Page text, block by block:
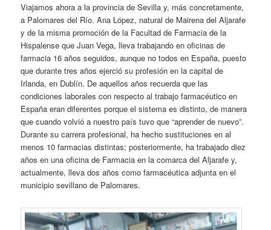
Viajamos ahora a la provincia de Sevilla y, más concretamente,
a Palomares del Río. Ana López, natural de Mairena del Aljarafe
y de la misma promoción de la Facultad de Farmacia de la
Hispalense que Juan Vega, lleva trabajando en oficinas de
farmacia 16 años seguidos, aunque no todos en España, puesto
que durante tres años ejerció su profesión en la capital de
Irlanda, en Dublín. De aquellos años recuerda que las
condiciones laborales con respecto al trabajo farmacéutico en
España eran diferentes porque el sistema es distinto, de manera
que cuando volvió a nuestro país tuvo que “aprender de nuevo”.
Durante su carrera profesional, ha hecho sustituciones en al
menos 10 farmacias distintas; posteriormente, ha trabajado diez
años en una oficina de Farmacia en la comarca del Aljarafe y,
actualmente, lleva dos años como farmacéutica adjunta en el
municipio sevillano de Palomares.